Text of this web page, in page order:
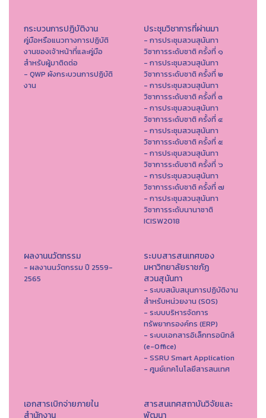
กระบวนการปฏิบัติงาน
คู่มือหรือแนวทางการปฏิบัติ
งานของเจ้าหน้าที่และคู่มือ
สำหรับผู้มาติดต่อ
- QWP ผังกระบวนการปฏิบัติ
งาน
ประชุมวิชาการที่ผ่านมา
- การประชุมสวนสุนันทา
วิชาการระดับชาติ ครั้งที่ ๑
- การประชุมสวนสุนันทา
วิชาการระดับชาติ ครั้งที่ ๒
- การประชุมสวนสุนันทา
วิชาการระดับชาติ ครั้งที่ ๓
- การประชุมสวนสุนันทา
วิชาการระดับชาติ ครั้งที่ ๔
- การประชุมสวนสุนันทา
วิชาการระดับชาติ ครั้งที่ ๕
- การประชุมสวนสุนันทา
วิชาการระดับชาติ ครั้งที่ ๖
- การประชุมสวนสุนันทา
วิชาการระดับชาติ ครั้งที่ ๗
- การประชุมสวนสุนันทา
วิชาการระดับนานาชาติ
ICISW2018
ผลงานนวัตกรรม
- ผลงานนวัตกรรม ปี 2559-
2565
ระบบสารสนเทศของ
มหาวิทยาลัยราชภัฏ
สวนสุนันทา
- ระบบสนับสนุนการปฏิบัติงาน
สำหรับหน่วยงาน (SOS)
- ระบบบริหารจัดการ
ทรัพยากรองค์กร (ERP)
- ระบบเอกสารอิเล็กทรอนิกส์
(e-Office)
- SSRU Smart Application
- ศูนย์เทคโนโลยีสารสนเทศ
เอกสารเบิกจ่ายภายใน
สำนักงาน
สารสนเทศสถาบันวิจัยและ
พัฒนา